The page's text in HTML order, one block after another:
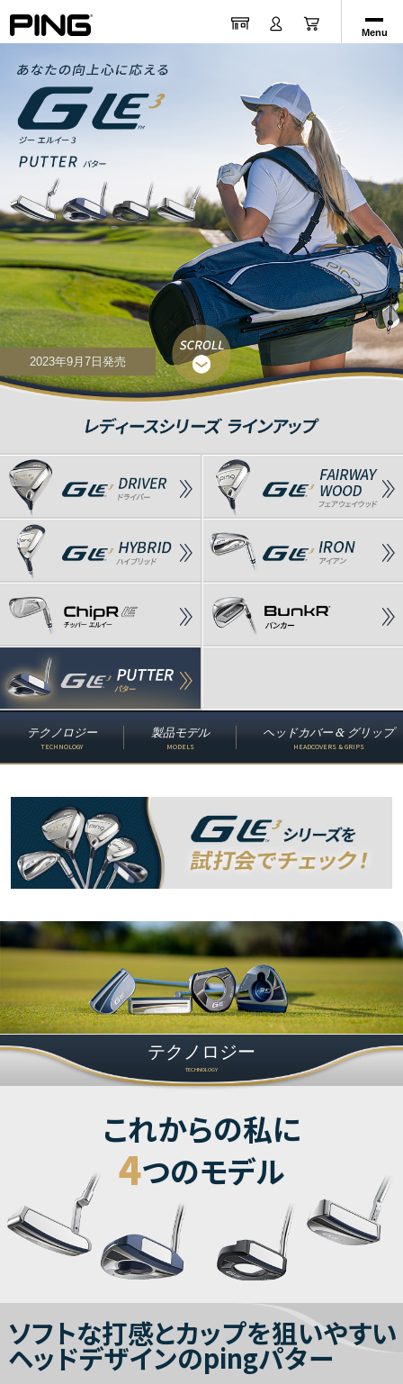
Menu
2023年9月7日発売
テクノロジー
TECHNOLOGY
製品モデル
MODELS
ヘッドカバー & グリップ
HEADCOVERS & GRIPS
テクノロジー
TECHNOLOGY
これからの私に
4つのモデル
ソフトな打感とカップを狙いやすい
ヘッドデザインのpingパター